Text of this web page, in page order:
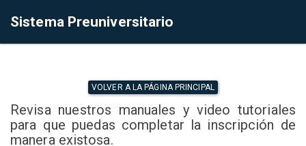
Sistema Preuniversitario
VOLVER A LA PÁGINA PRINCIPAL
Revisa nuestros manuales y video tutoriales
para que puedas completar la inscripción de
manera existosa.